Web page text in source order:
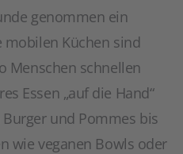
genommen ein
mobilen Küchen sind
Menschen schnellen
Essen „auf die Hand“
und Pommes bis
wie veganen Bowls oder